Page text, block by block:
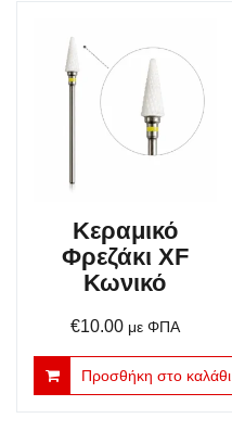
Κεραμικό
Φρεζάκι XF
Κωνικό
€10.00 με ΦΠΑ
Προσθήκη στο καλάθι